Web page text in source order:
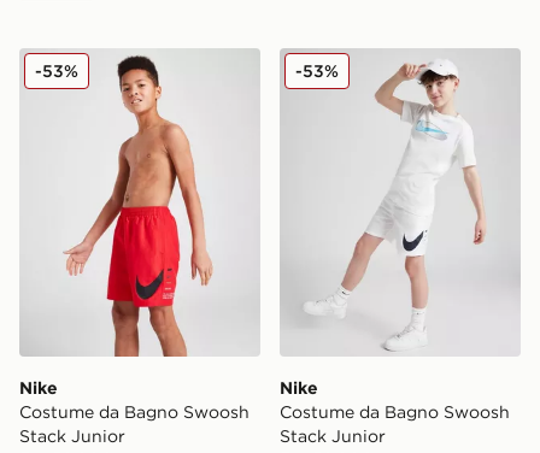
Nike Costume da Bagno Swoosh Stack Junior
Nike
Costume da Bagno Swoosh
Stack Junior
-53% Nike Costume da Bagno
Nike
Costume da Bagno Swoosh
Stack Junior
-53%